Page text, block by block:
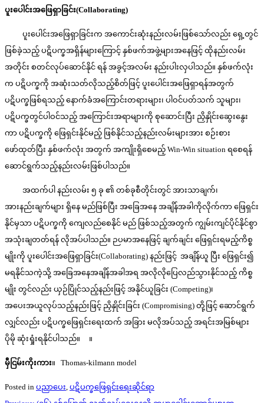
ပူးပေါင်းအဖြေရှာခြင်း(Collaborating)
ပူး‌ပေါင်းအဖြေရှာခြင်းက အကောင်းဆုံးနည်းလမ်းဖြစ်သော်လည်း ရှေ့တွင်
ဖြစ်ခဲ့သည့် ပဋိပက္ခအရှိန်များကြောင့် နှစ်ဖက်အဖွဲ့များအနေဖြင့် ထိုနည်းလမ်း
အတိုင်း စတင်လုပ်ဆောင်နိုင် ရန် အခွင့်အလမ်း နည်းပါးလှပါသည်။ နှစ်ဖက်လုံး
က ပဋိပက္ခကို အဆုံးသတ်လိုသည့်စိတ်ဖြင့် ပူးပေါင်းအဖြေရှာရန်အတွက်
ပဋိပက္ခဖြစ်ရသည့် နောက်ခံအကြောင်းတရားများ၊ ပါဝင်ပတ်သက် သူများ၊
ပဋိပက္ခတွင်ပါဝင်သည့် အကြောင်းအရာများကို စုဆောင်းပြီး ညှိနှိုင်းဆွေးနွေး
ကာ ပဋိပက္ခကို ဖြေရှင်းနိုင်မည့် ဖြစ်နိုင်သည့်နည်းလမ်းများအား စဉ်းစား
ဖော်ထုတ်ပြီး နှစ်ဖက်လုံး အတွက် အကျိုးရှိစေမည့် Win-Win situation ရစေရန်
ဆောင်ရွက်သည့်နည်းလမ်းဖြစ်ပါသည်။
အထက်ပါ နည်းလမ်း ၅ ခု ၏ တစ်ခုစီတိုင်းတွင် အားသာချက်၊
အားနည်းချက်များ ရှိနေ မည်ဖြစ်ပြီး အခြေအနေ အချိန်အခါကိုလိုက်ကာ ဖြေရှင်း
နိုင်မှသာ ပဋိပက္ခကို ကျေလည်စေနိုင် မည် ဖြစ်သည့်အတွက် ကျွမ်းကျင်ပိုင်နိုင်စွာ
အသုံးချတတ်ရန် လိုအပ်ပါသည်။ ဉပမာအနေဖြင့် ချက်ချင်း ဖြေရှင်းရမည့်ကိစ္စ
မျိုးကို ပူးပေါင်းအဖြေရှာခြင်း(Collaborating) နည်းဖြင့် အချိန်ယူ ပြီး ဖြေရှင်း၍
မရနိုင်သကဲ့သို့ အခြေအနေအချိန်အခါအရ အလိုလိုပြေလည်သွားနိုင်သည့် ကိစ္စ
မျိုး တွင်လည်း ယှဉ်ပြိုင်သည့်နည်းဖြင့် အနိုင်ယူခြင်း (Competing)၊
အပေးအယူလုပ်သည့်နည်းဖြင့် ညှိနှိုင်းခြင်း (Compromising) တို့ဖြင့် ဆောင်ရွက်
လျှင်လည်း ပဋိပက္ခဖြေရှင်းရေးထက် အခြား မလိုအပ်သည့် အရင်းအမြစ်များ
ပိုမို ဆုံးရှုံးရနိုင်ပါသည်။ ။
မှီငြမ်းကိုးကား။ Thomas-kilmann model
Posted in ပညာပေး, ပဋိပက္ခဖြေရှင်းရေးဆိုင်ရာ